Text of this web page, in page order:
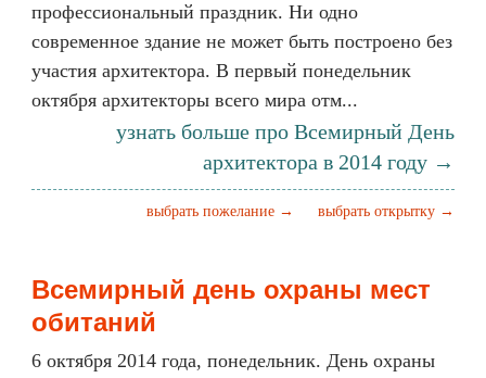
профессиональный праздник. Ни одно
современное здание не может быть построено без
участия архитектора. В первый понедельник
октября архитекторы всего мира отм...
узнать больше про Всемирный День
архитектора в 2014 году →
выбрать открытку →
выбрать пожелание →
Всемирный день охраны мест
обитаний
6 октября 2014 года, понедельник. День охраны